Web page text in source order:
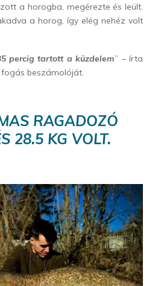
a horogba, megérezte és leült.
a horog, így elég nehéz volt
percig tartott a küzdelem” – írta
beszámolóját.
RAGADOZÓ
28.5 KG VOLT.